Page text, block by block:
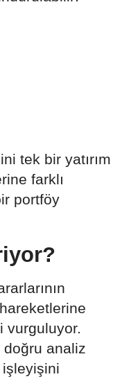
tek bir yatırım
farklı
portföy
vurguluyor.
doğru analiz
işleyişini